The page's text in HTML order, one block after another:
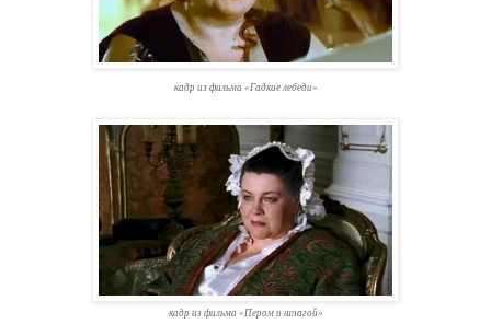
кадр из фильма «Гадкие лебеди»
кадр из фильма «Пером и шпагой»